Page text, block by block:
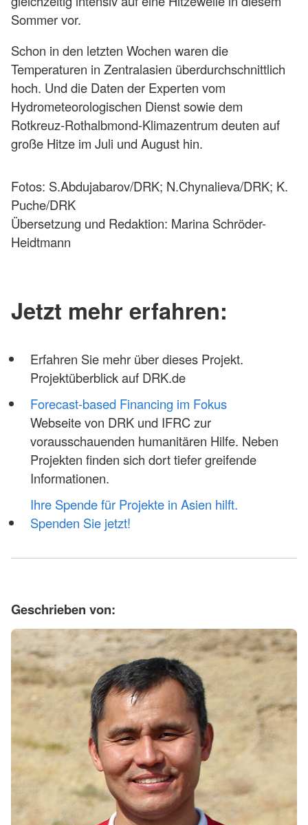
Sommer vor.
Schon in den letzten Wochen waren die
Temperaturen in Zentralasien überdurchschnittlich
hoch. Und die Daten der Experten vom
Hydrometeorologischen Dienst sowie dem
Rotkreuz-Rothalbmond-Klimazentrum deuten auf
große Hitze im Juli und August hin.
Fotos: S.Abdujabarov/DRK; N.Chynalieva/DRK; K.
Puche/DRK
Übersetzung und Redaktion: Marina Schröder-
Heidtmann
Jetzt mehr erfahren:
Erfahren Sie mehr über dieses Projekt.
Projektüberblick auf DRK.de
Forecast-based Financing im Fokus
Webseite von DRK und IFRC zur
vorausschauenden humanitären Hilfe. Neben
Projekten finden sich dort tiefer greifende
Informationen.
Ihre Spende für Projekte in Asien hilft.
Spenden Sie jetzt!
Geschrieben von: